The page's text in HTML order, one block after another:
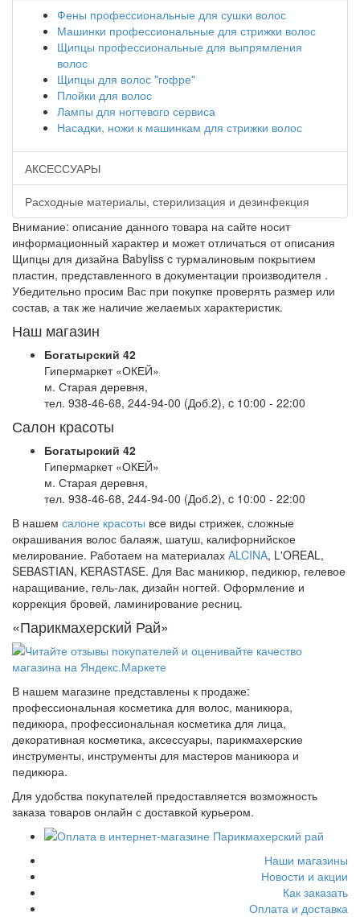
Фены профессиональные для сушки волос
Машинки профессиональные для стрижки волос
Щипцы профессиональные для выпрямления
волос
Щипцы для волос "гофре"
Плойки для волос
Лампы для ногтевого сервиса
Насадки, ножи к машинкам для стрижки волос
АКСЕССУАРЫ
Расходные материалы, стерилизация и дезинфекция
Внимание: описание данного товара на сайте носит
информационный характер и может отличаться от описания
Щипцы для дизайна Babyliss c турмалиновым покрытием
пластин, представленного в документации производителя .
Убедительно просим Вас при покупке проверять размер или
состав, а так же наличие желаемых характеристик.
Наш магазин
Богатырский 42
Гипермаркет «ОКЕЙ»
м. Старая деревня,
тел. 938-46-68, 244-94-00 (Доб.2), c 10:00 - 22:00
Салон красоты
Богатырский 42
Гипермаркет «ОКЕЙ»
м. Старая деревня,
тел. 938-46-68, 244-94-00 (Доб.2), c 10:00 - 22:00
В нашем салоне красоты все виды стрижек, сложные
окрашивания волос балаяж, шатуш, калифорнийское
мелирование. Работаем на материалах ALCINA, L'OREAL,
SEBASTIAN, KERASTASE. Для Вас маникюр, педикюр, гелевое
наращивание, гель-лак, дизайн ногтей. Оформление и
коррекция бровей, ламинирование ресниц.
«Парикмахерский Рай»
В нашем магазине представлены к продаже:
профессиональная косметика для волос, маникюра,
педикюра, профессиональная косметика для лица,
декоративная косметика, аксессуары, парикмахерские
инструменты, инструменты для мастеров маникюра и
педикюра.
Для удобства покупателей предоставляется возможность
заказа товаров онлайн с доставкой курьером.
Наши магазины
Новости и акции
Как заказать
Оплата и доставка